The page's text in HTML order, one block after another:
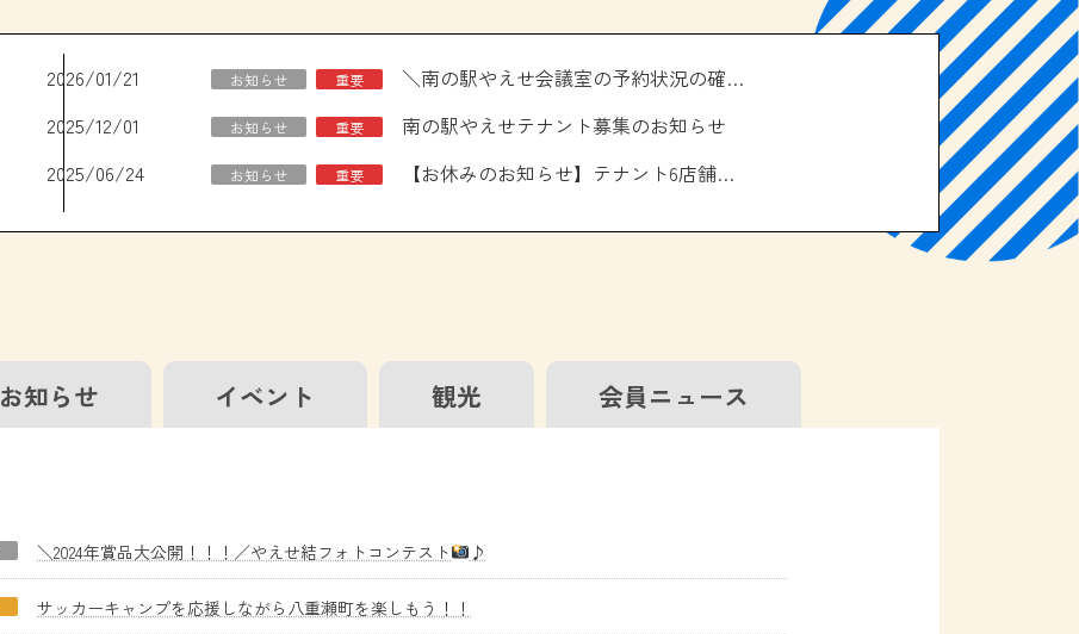
2026/01/21 お知らせ 重要
＼南の駅やえせ会議室の予約状況の確認はこちら！／
2025/12/01
お知らせ 重要
南の駅やえせテナント募集のお知らせ
2025/06/24
お知らせ 重要 【お休みのお知らせ】テナント6店舗、エアコン取り換え工事について
お知らせ イベント 観光 会員ニュース
＼2024年賞品大公開！！！／やえせ結フォトコンテスト ♪
サッカーキャンプを応援しながら八重瀬町を楽しもう！！